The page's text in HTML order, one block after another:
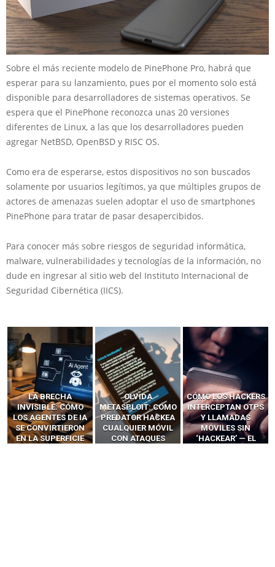
Sobre el más reciente modelo de PinePhone Pro, habrá que
esperar para su lanzamiento, pues por el momento solo está
disponible para desarrolladores de sistemas operativos. Se
espera que el PinePhone reconozca unas 20 versiones
diferentes de Linux, a las que los desarrolladores pueden
agregar NetBSD, OpenBSD y RISC OS.
Como era de esperarse, estos dispositivos no son buscados
solamente por usuarios legítimos, ya que múltiples grupos de
actores de amenazas suelen adoptar el uso de smartphones
PinePhone para tratar de pasar desapercibidos.
Para conocer más sobre riesgos de seguridad informática,
malware, vulnerabilidades y tecnologías de la información, no
dude en ingresar al sitio web del Instituto Internacional de
Seguridad Cibernética (IICS).
LA BRECHA
INVISIBLE: CÓMO
LOS AGENTES DE IA
SE CONVIRTIERON
EN LA SUPERFICIE
OLVIDA
METASPLOIT: CÓMO
PREDATOR HACKEA
CUALQUIER MÓVIL
CON ATAQUES
CÓMO LOS HACKERS
INTERCEPTAN OTPS
Y LLAMADAS
MÓVILES SIN
‘HACKEAR’ — EL